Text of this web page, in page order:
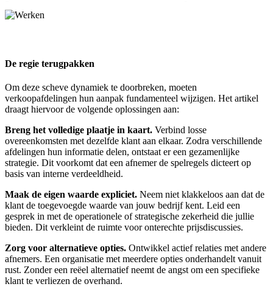
De regie terugpakken
Om deze scheve dynamiek te doorbreken, moeten
verkoopafdelingen hun aanpak fundamenteel wijzigen. Het artikel
draagt hiervoor de volgende oplossingen aan:
Breng het volledige plaatje in kaart. Verbind losse
overeenkomsten met dezelfde klant aan elkaar. Zodra verschillende
afdelingen hun informatie delen, ontstaat er een gezamenlijke
strategie. Dit voorkomt dat een afnemer de spelregels dicteert op
basis van interne verdeeldheid.
Maak de eigen waarde expliciet. Neem niet klakkeloos aan dat de
klant de toegevoegde waarde van jouw bedrijf kent. Leid een
gesprek in met de operationele of strategische zekerheid die jullie
bieden. Dit verkleint de ruimte voor onterechte prijsdiscussies.
Zorg voor alternatieve opties. Ontwikkel actief relaties met andere
afnemers. Een organisatie met meerdere opties onderhandelt vanuit
rust. Zonder een reëel alternatief neemt de angst om een specifieke
klant te verliezen de overhand.